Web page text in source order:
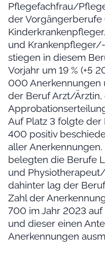
Pflegefachfrau/
der Vorgängerberufe
und
stiegen in diesem
Vorjahr um 19 % (+5
000 Anerkennungen
der Beruf Arzt/
Auf Platz 3 folgte
400 positiv
aller
belegten die Berufe
und
dahinter lag der
Zahl der
700 im Jahr 2023
und dieser einen
Anerkennungen